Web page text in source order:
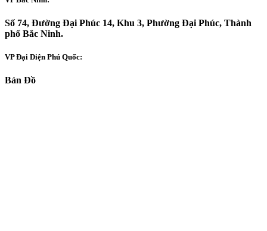
Số 74, Đường Đại Phúc 14, Khu 3, Phường Đại Phúc, Thành
phố Bắc Ninh.
VP Đại Diện Phú Quốc:
Bản Đồ